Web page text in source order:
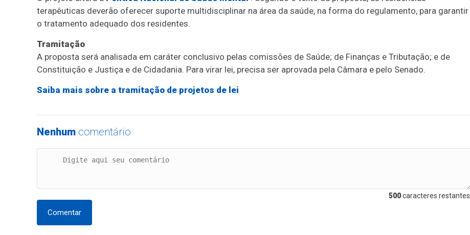
terapêuticas deverão oferecer suporte multidisciplinar na área da saúde, na forma do regulamento, para garantir
o tratamento adequado dos residentes.
Tramitação
A proposta será analisada em caráter conclusivo pelas comissões de Saúde; de Finanças e Tributação; e de
Constituição e Justiça e de Cidadania. Para virar lei, precisa ser aprovada pela Câmara e pelo Senado.
Saiba mais sobre a tramitação de projetos de lei
Nenhum comentário
500caracteres restantes.
Comentar